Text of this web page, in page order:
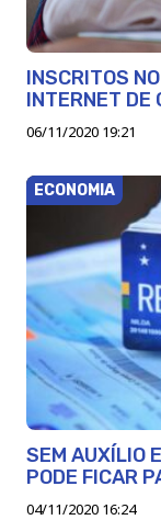
INSCRITOS
INTERNET DE
06/11/2020 19:21
ECONOMIA
SEM AUXÍLIO
PODE FICAR
04/11/2020 16:24